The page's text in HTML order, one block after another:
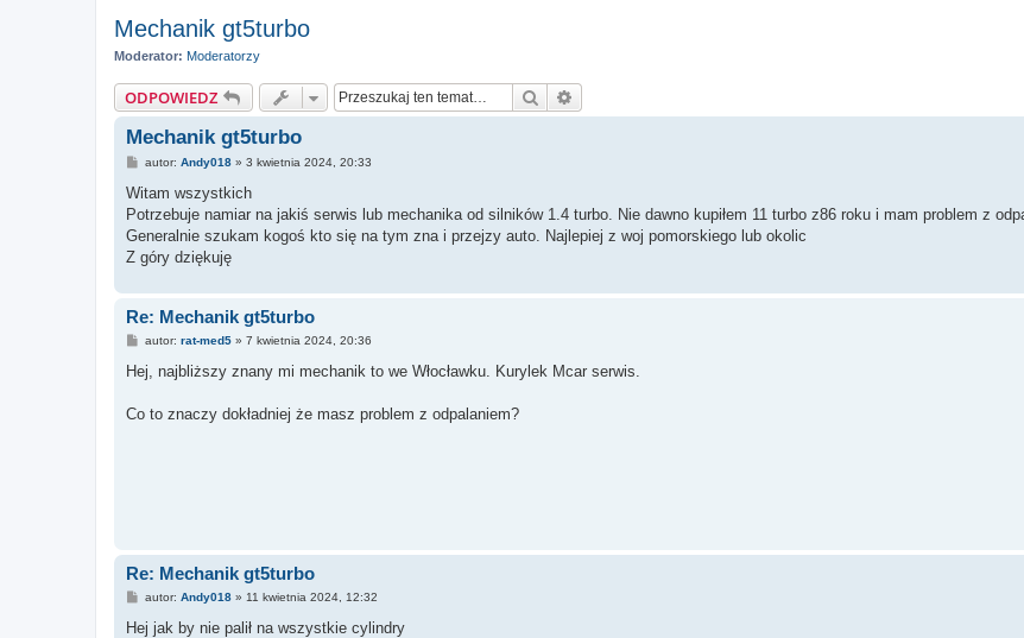
Mechanik gt5turbo
Moderator: Moderatorzy
ODPOWIEDZ Szukaj
Mechanik gt5turbo
P
s
autor: Andy018» 3 kwietnia 2024, 20:33
Witam wszystkich
Potrzebuje namiar na jakiś serwis lub mechanika od silników 1.4 turbo. Nie dawno kupiłem 11 turbo z86 roku i mam problem z
Generalnie szukam kogoś kto się na tym zna i przejzy auto. Najlepiej z woj pomorskiego lub okolic
Z góry dziękuję
Re: Mechanik gt5turbo
P
s
autor: rat-med5» 7 kwietnia 2024, 20:36
Hej, najbliższy znany mi mechanik to we Włocławku. Kurylek Mcar serwis.
Co to znaczy dokładniej że masz problem z odpalaniem?
Re: Mechanik gt5turbo
P
s
autor: Andy018» 11 kwietnia 2024, 12:32
Hej jak by nie palił na wszystkie cylindry